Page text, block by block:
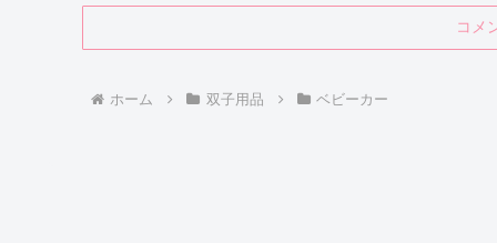
コメ
ホーム 双子用品 ベビーカー